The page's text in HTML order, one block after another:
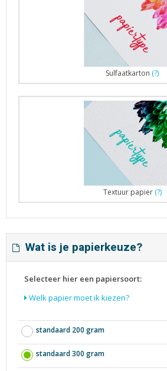
Sulfaatkarton (?)
Textuur papier (?)
Wat is je papierkeuze?
Selecteer hier een papiersoort:
Welk papier moet ik kiezen?
standaard 200 gram
standaard 300 gram